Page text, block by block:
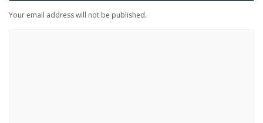
Your email address will not be published.